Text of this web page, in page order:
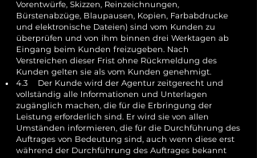
Vorentwürfe, Skizzen, Reinzeichnungen,
Bürstenabzüge, Blaupausen, Kopien, Farbabdrucke
und elektronische Dateien) sind vom Kunden zu
überprüfen und von ihm binnen drei Werktagen ab
Eingang beim Kunden freizugeben. Nach
Verstreichen dieser Frist ohne Rückmeldung des
Kunden gelten sie als vom Kunden genehmigt.
4.3 Der Kunde wird der Agentur zeitgerecht und
vollständig alle Informationen und Unterlagen
zugänglich machen, die für die Erbringung der
Leistung erforderlich sind. Er wird sie von allen
Umständen informieren, die für die Durchführung des
Auftrages von Bedeutung sind, auch wenn diese erst
während der Durchführung des Auftrages bekannt